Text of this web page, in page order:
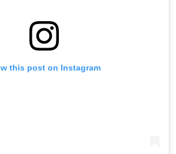
this post on Instagram